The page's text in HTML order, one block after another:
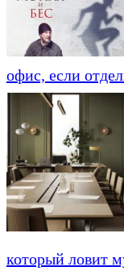
офис, если
который ловит